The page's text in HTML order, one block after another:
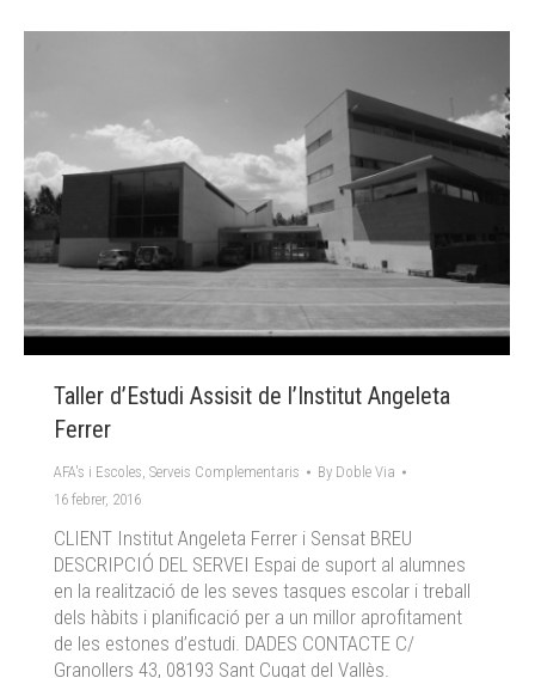
Taller d’Estudi Assisit de l’Institut Angeleta
Ferrer
AFA's i Escoles, Serveis Complementaris By Doble Via
16 febrer, 2016
CLIENT Institut Angeleta Ferrer i Sensat BREU
DESCRIPCIÓ DEL SERVEI Espai de suport al alumnes
en la realització de les seves tasques escolar i treball
dels hàbits i planificació per a un millor aprofitament
de les estones d’estudi. DADES CONTACTE C/
Granollers 43, 08193 Sant Cugat del Vallès.